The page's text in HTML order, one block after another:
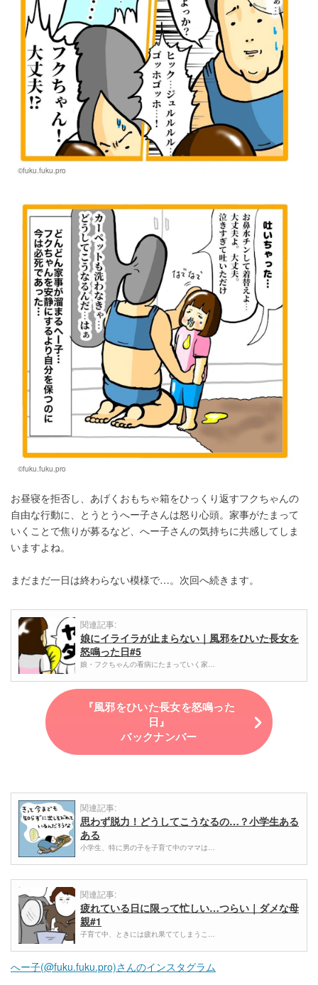
©fuku.fuku.pro
©fuku.fuku.pro
お昼寝を拒否し、あげくおもちゃ箱をひっくり返すフクちゃんの
自由な行動に、とうとうへー子さんは怒り心頭。家事がたまって
いくことで焦りが募るなど、へー子さんの気持ちに共感してしま
いますよね。
まだまだ一日は終わらない模様で…。次回へ続きます。
関連記事:
娘にイライラが止まらない｜風邪をひいた長女を
怒鳴った日#5
娘・フクちゃんの看病にたまっていく家…
『風邪をひいた長女を怒鳴った
日』
バックナンバー
関連記事:
思わず脱力！どうしてこうなるの…？小学生ある
ある
小学生、特に男の子を子育て中のママは…
関連記事:
疲れている日に限って忙しい…つらい｜ダメな母
親#1
子育て中、ときには疲れ果ててしまうこ…
へー子(@fuku.fuku.pro)さんのインスタグラム